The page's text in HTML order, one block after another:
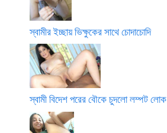
স্বামীর ইচ্ছায় ভিক্ষুকের সাথে চোদাচোদি
স্বামী বিদেশ পরের বৌকে চুদলো লম্পট লোক